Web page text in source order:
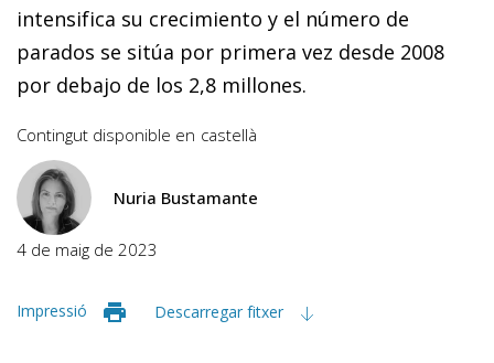
intensifica su crecimiento y el número de
parados se sitúa por primera vez desde 2008
por debajo de los 2,8 millones.
Contingut disponible en castellà
Nuria Bustamante
4 de maig de 2023
Impressió Descarregar fitxer